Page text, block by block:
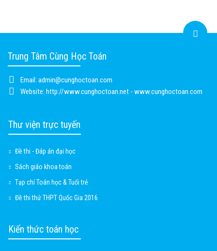
Trung Tâm Cùng Học Toán
Email: admin@cunghoctoan.com
Website: http://www.cunghoctoan.net - www.cunghoctoan.com
Thư viện trực tuyến
Đề thi - Đáp án đại học
Sách giáo khoa toán
Tạp chí Toán học & Tuổi trẻ
Đề thi thử THPT Quốc Gia 2016
Kiến thức toán học